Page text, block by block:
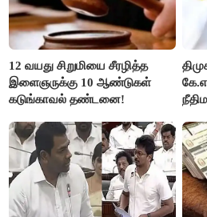
12 வயது சிறுமியை சீரழித்த
இளைஞருக்கு 10 ஆண்டுகள்
கடுங்காவல் தண்டனை!